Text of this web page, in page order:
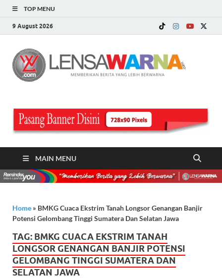
TOP MENU
9 August 2026
MAIN MENU
Home » BMKG Cuaca Ekstrim Tanah Longsor Genangan Banjir
Potensi Gelombang Tinggi Sumatera Dan Selatan Jawa
TAG: BMKG CUACA EKSTRIM TANAH
LONGSOR GENANGAN BANJIR POTENSI
GELOMBANG TINGGI SUMATERA DAN
SELATAN JAWA